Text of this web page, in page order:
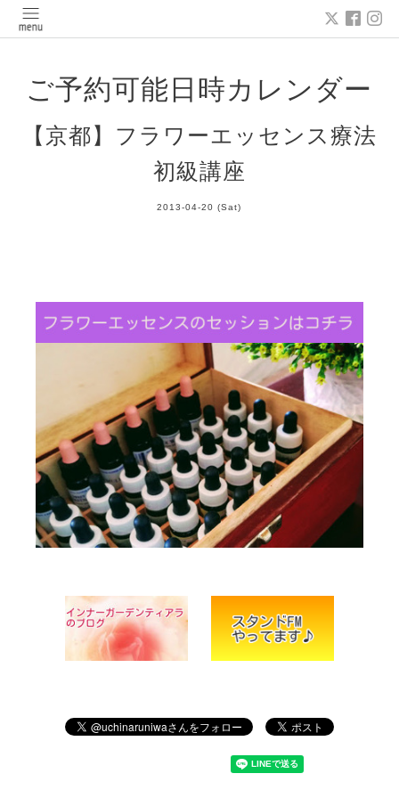
ご予約可能日時カレンダー
【京都】フラワーエッセンス療法
初級講座
2013-04-20 (Sat)